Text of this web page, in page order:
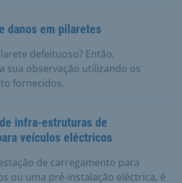
danos em pilaretes
defeituoso? Então,
sua observação utilizando os
fornecidos.
infra-estruturas de
veículos eléctricos
de carregamento para
ou uma pré-instalação eléctrica, é